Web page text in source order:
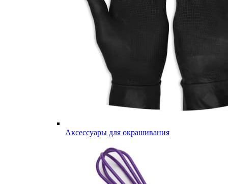
Аксессуары для окрашивания